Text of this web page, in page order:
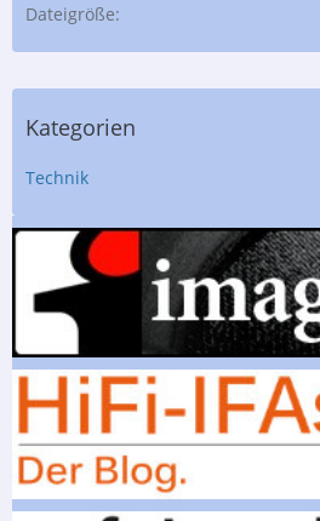
Dateigröße
Kategorien
Technik